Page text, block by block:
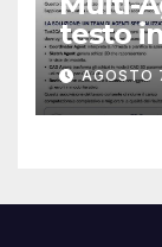
testo
meno